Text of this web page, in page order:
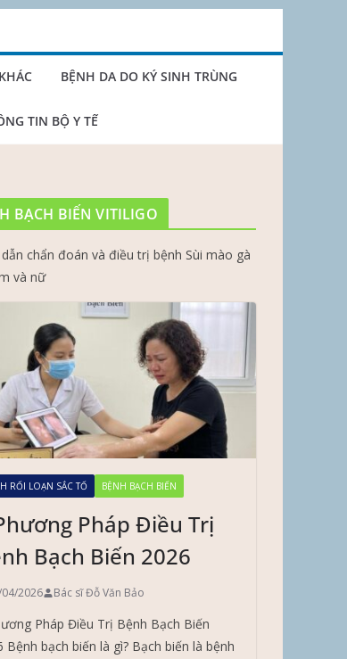
BỆNH DA DO KÝ SINH TRÙNG
TIN BỘ Y TẾ
BẠCH BIẾN VITILIGO
chẩn đoán và điều trị bệnh Sùi mào gà
và nữ
RỐI LOẠN SẮC TỐ BỆNH BẠCH BIẾN
Pháp Điều Trị
Bạch Biến 2026
2026 Bác sĩ Đỗ Văn Bảo
Pháp Điều Trị Bệnh Bạch Biến
Bệnh bạch biến là gì? Bạch biến là bệnh